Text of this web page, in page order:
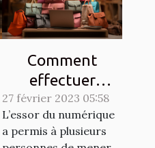
Comment
effectuer
efficacement
des achats en
ligne ?
27 février 2023 05:58
L’essor du numérique
a permis à plusieurs